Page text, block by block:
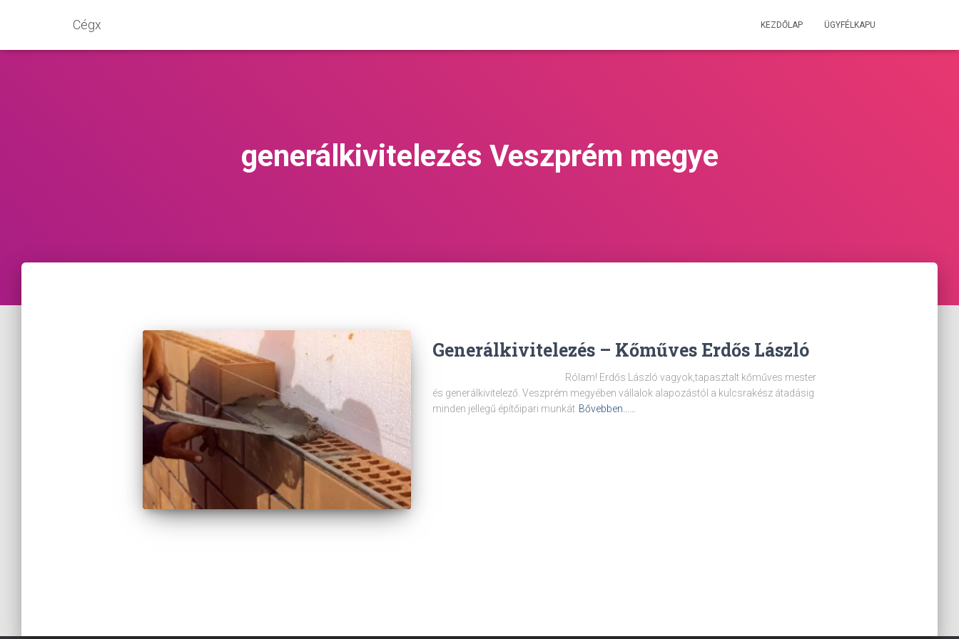
Cégx KEZDŐLAP ÜGYFÉLKAPU
generálkivitelezés Veszprém megye
Generálkivitelezés – Kőműves Erdős László
Rólam! Erdős László vagyok,tapasztalt kőműves mester
és generálkivitelező. Veszprém megyében vállalok alapozástól a kulcsrakész átadásig
minden jellegű építőipari munkát Bővebben……